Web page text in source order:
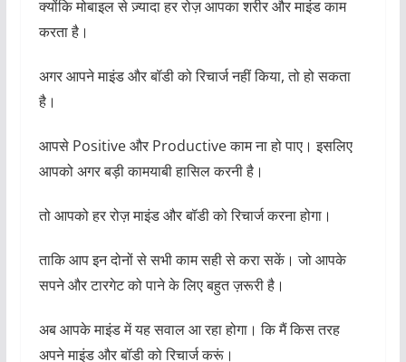
क्योंकि मोबाइल से ज़्यादा हर रोज़ आपका शरीर और माइंड काम
करता है।
अगर आपने माइंड और बॉडी को रिचार्ज नहीं किया, तो हो सकता
है।
आपसे Positive और Productive काम ना हो पाए। इसलिए
आपको अगर बड़ी कामयाबी हासिल करनी है।
तो आपको हर रोज़ माइंड और बॉडी को रिचार्ज करना होगा।
ताकि आप इन दोनों से सभी काम सही से करा सकें। जो आपके
सपने और टारगेट को पाने के लिए बहुत ज़रूरी है।
अब आपके माइंड में यह सवाल आ रहा होगा। कि मैं किस तरह
अपने माइंड और बॉडी को रिचार्ज करूं।